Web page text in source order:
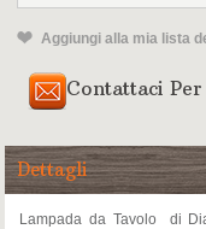
Aggiungi alla mia lista
Contattaci
Dettagli
Lampada da Tavolo di